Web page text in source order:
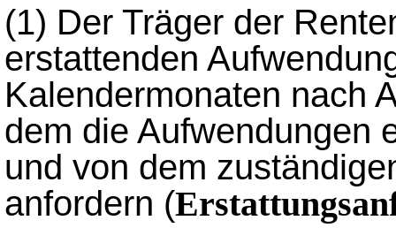
(1) Der Träger der
erstattenden
Kalendermonaten nach
dem die Aufwendungen
und von dem
anfordern (